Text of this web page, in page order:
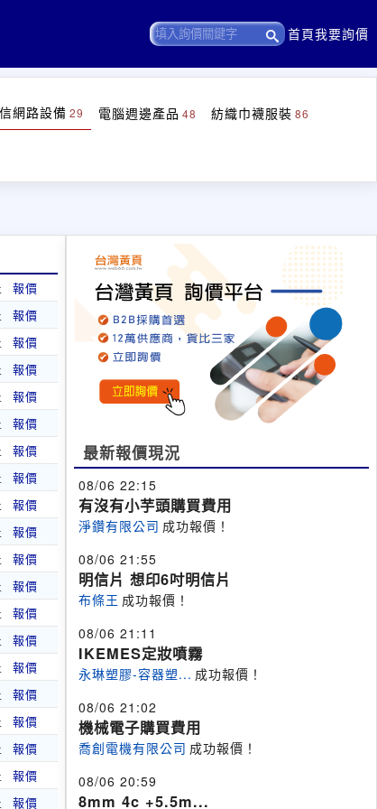
首頁我要詢價
網路設備 29 電腦週邊產品 48 紡織巾襪服裝 86
報價
報價
報價
報價
報價
報價
報價
報價
報價
報價
報價
報價
報價
報價
報價
報價
報價
報價
報價
報價
最新報價現況
08/06 22:15
有沒有小芋頭購買費用
淨鑽有限公司 成功報價！
08/06 21:55
明信片 想印6吋明信片
布條王 成功報價！
08/06 21:11
IKEMES定妝噴霧
永琳塑膠-容器塑... 成功報價！
08/06 21:02
機械電子購買費用
喬創電機有限公司 成功報價！
08/06 20:59
8mm 4c +5.5m...